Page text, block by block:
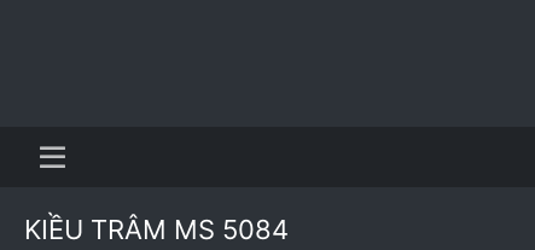
KIỀU TRÂM MS 5084